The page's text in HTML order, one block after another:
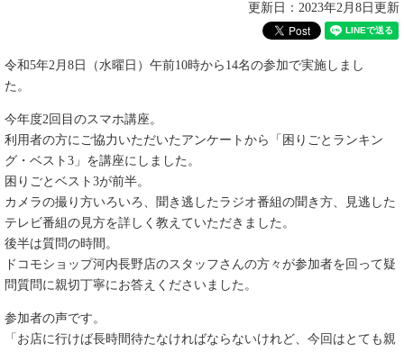
更新日：2023年2月8日更新
令和5年2月8日（水曜日）午前10時から14名の参加で実施しまし
た。
今年度2回目のスマホ講座。
利用者の方にご協力いただいたアンケートから「困りごとランキン
グ・ベスト3」を講座にしました。
困りごとベスト3が前半。
カメラの撮り方いろいろ、聞き逃したラジオ番組の聞き方、見逃した
テレビ番組の見方を詳しく教えていただきました。
後半は質問の時間。
ドコモショップ河内長野店のスタッフさんの方々が参加者を回って疑
問質問に親切丁寧にお答えくださいました。
参加者の声です。
「お店に行けば長時間待たなければならないけれど、今回はとても親